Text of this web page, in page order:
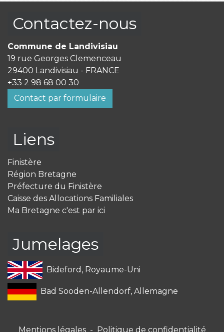
Contactez-nous
Commune de Landivisiau
19 rue Georges Clemenceau
29400 Landivisiau - FRANCE
+33 2 98 68 00 30
Contact par formulaire
Liens
Finistère
Région Bretagne
Préfecture du Finistère
Caisse des Allocations Familiales
Ma Bretagne c'est par ici
Jumelages
Bideford, Royaume-Uni
Bad Sooden-Allendorf, Allemagne
Mentions légales - Politique de confidentialité